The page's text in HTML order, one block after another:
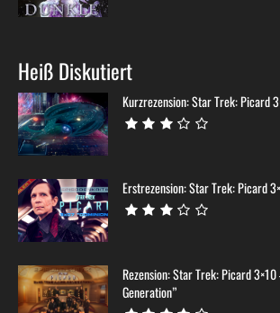
Heiß Diskutiert
Kurzrezension: Star Trek: Picard
Erstrezension: Star Trek: Picard
Rezension: Star Trek: Picard
Generation”